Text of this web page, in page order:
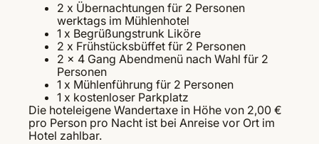
2 x Übernachtungen für 2 Personen
werktags im Mühlenhotel
1 x Begrüßungstrunk Liköre
2 x Frühstücksbüffet für 2 Personen
2 x 4 Gang Abendmenü nach Wahl für 2
Personen
1 x Mühlenführung für 2 Personen
1 x kostenloser Parkplatz
Die hoteleigene Wandertaxe in Höhe von 2,00 €
pro Person pro Nacht ist bei Anreise vor Ort im
Hotel zahlbar.